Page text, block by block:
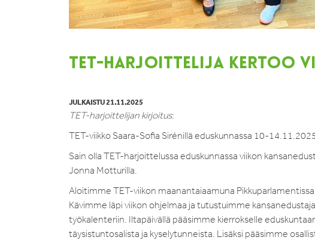
TET-HARJOITTELIJA KERTOO
JULKAISTU 21.11.2025
TET-harjoittelijan kirjoitus:
TET-viikko Saara-Sofia Sirénillä eduskunnassa 10-
Sain olla TET-harjoittelussa eduskunnassa viikon
Jonna Motturilla.
Aloitimme TET-viikon maanantaiaamuna
Kävimme läpi viikon ohjelmaa ja tutustuimme
työkalenteriin. Iltapäivällä pääsimme kierrokselle
täysistuntosalista ja kyselytunneista. Lisäksi pääsimme